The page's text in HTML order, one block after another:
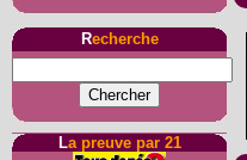
Recherche
La preuve par 21